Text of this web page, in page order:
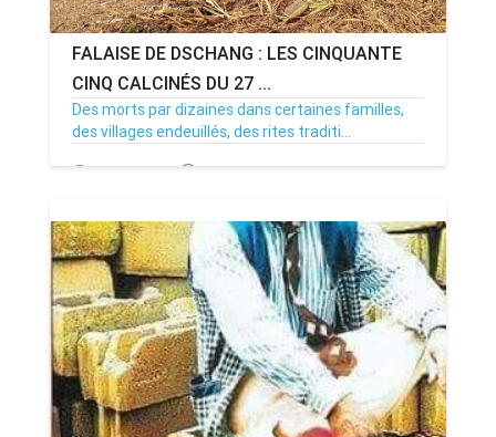
FALAISE DE DSCHANG : LES CINQUANTE
CINQ CALCINÉS DU 27 ...
Des morts par dizaines dans certaines familles,
des villages endeuillés, des rites traditi...
27/01/23 Par MenouActu 0